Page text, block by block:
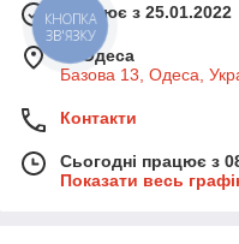
Працює з 25.01.2022
м. Одеса
Базова 13, Одеса,
Контакти
Сьогодні працює з
Показати весь
КНОПКА
ЗВ'ЯЗКУ